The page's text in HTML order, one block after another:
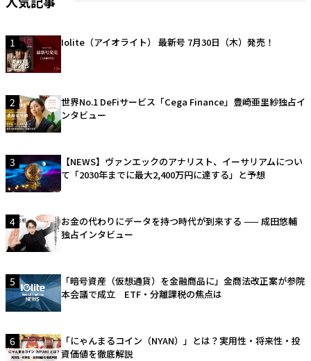
1 Iolite（アイオライト） 最新号 7月30日（木）発売！
2
世界No.1 DeFiサービス「Cega Finance」豊崎亜里紗独占イ
ンタビュー
3
【NEWS】ヴァンエックのアナリスト、イーサリアムについ
て「2030年までに最大2,400万円に達する」と予想
4
お金の代わりにデータを持つ時代が到来する —— 成田悠輔
独占インタビュー
5
「暗号資産（仮想通貨）を金融商品に」金商法改正案が参院
本会議で成立 ETF・分離課税の焦点は
6
「にゃんまるコイン（NYAN）」とは？実用性・将来性・投
資価値を徹底解説